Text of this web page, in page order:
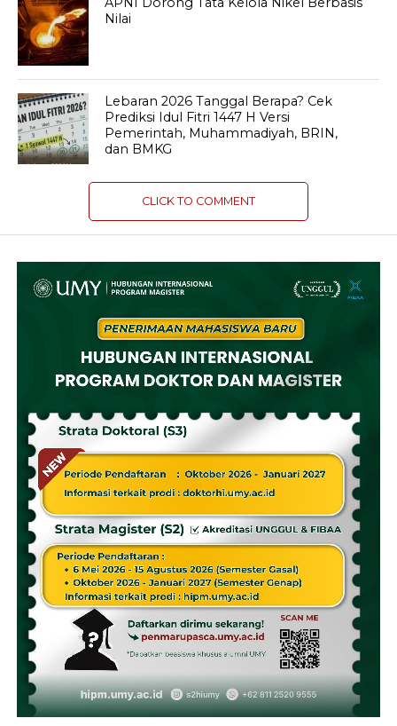
Nilai
Lebaran 2026 Tanggal Berapa? Cek
Prediksi Idul Fitri 1447 H Versi
Pemerintah, Muhammadiyah, BRIN,
dan BMKG
CLICK TO COMMENT